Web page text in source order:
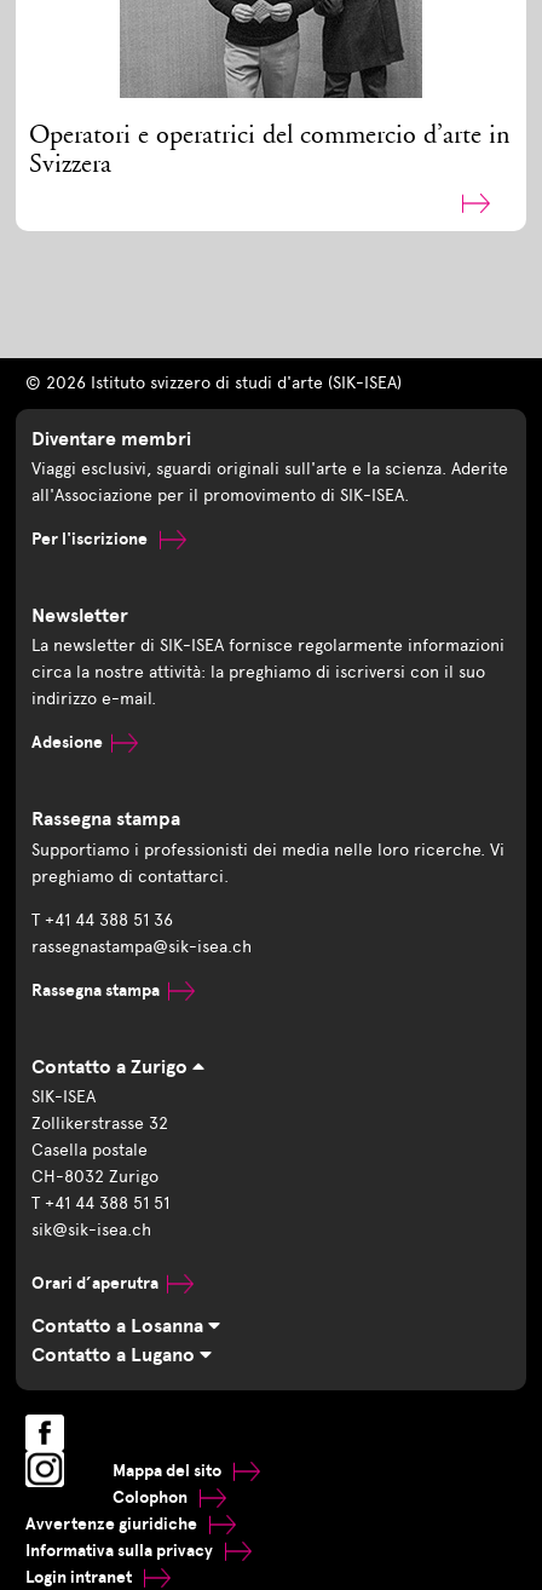
Operatori e operatrici del commercio d’arte in
Svizzera
© 2026 Istituto svizzero di studi d'arte (SIK-ISEA)
Diventare membri
Viaggi esclusivi, sguardi originali sull'arte e la scienza. Aderite
all'Associazione per il promovimento di SIK-ISEA.
Per l'iscrizione
Newsletter
La newsletter di SIK-ISEA fornisce regolarmente informazioni
circa la nostre attività: la preghiamo di iscriversi con il suo
indirizzo e-mail.
Adesione
Rassegna stampa
Supportiamo i professionisti dei media nelle loro ricerche. Vi
preghiamo di contattarci.
T +41 44 388 51 36
rassegnastampa@sik-isea.ch
Rassegna stampa
Contatto a Zurigo
SIK-ISEA
Zollikerstrasse 32
Casella postale
CH-8032 Zurigo
T +41 44 388 51 51
sik@sik-isea.ch
Orari d’aperutra
Contatto a Losanna
Contatto a Lugano
Mappa del sito
Colophon
Avvertenze giuridiche
Informativa sulla privacy
Login intranet